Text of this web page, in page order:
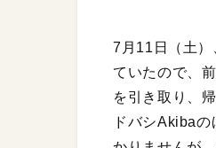
7月11日（土
ていたので、
を引き取り、
ドバシAkiba